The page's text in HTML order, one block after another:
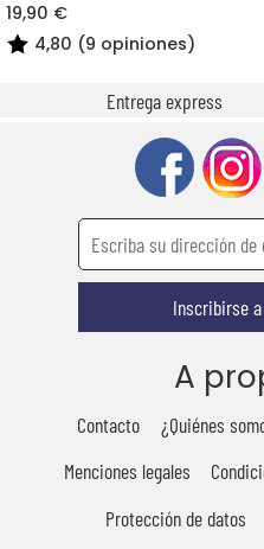
19,90 €
4,80 (9 opiniones)
Entrega express
Inscribirse
A
Contacto ¿Quiénes
Menciones legales
Protección de datos